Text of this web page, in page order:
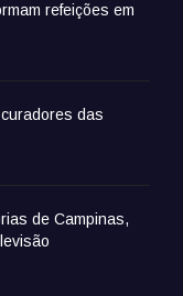
refeições em
das
de Campinas,